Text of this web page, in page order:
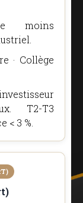
moins
· Collège
T2-T3
< 3 %.